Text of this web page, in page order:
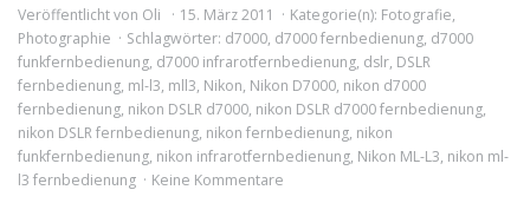
Veröffentlicht von Oli 15. März 2011 Kategorie(n): Fotografie,
Photographie
Schlagwörter: d7000, d7000 fernbedienung, d7000
funkfernbedienung, d7000 infrarotfernbedienung, dslr, DSLR
fernbedienung, ml-l3, mll3, Nikon, Nikon D7000, nikon d7000
fernbedienung, nikon DSLR d7000, nikon DSLR d7000 fernbedienung,
nikon DSLR fernbedienung, nikon fernbedienung, nikon
funkfernbedienung, nikon infrarotfernbedienung, Nikon ML-L3, nikon ml-
l3 fernbedienung
Keine Kommentare